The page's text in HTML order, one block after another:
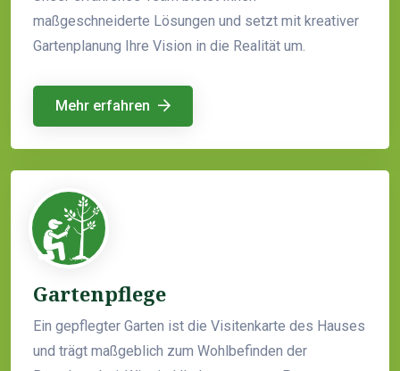
maßgeschneiderte Lösungen und setzt mit kreativer
Gartenplanung Ihre Vision in die Realität um.
Mehr erfahren
Gartenpflege
Ein gepflegter Garten ist die Visitenkarte des Hauses
und trägt maßgeblich zum Wohlbefinden der